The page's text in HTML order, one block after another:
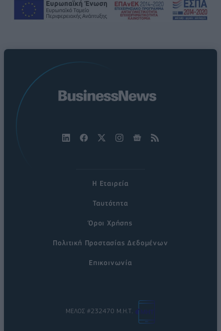
Η Εταιρεία
Ταυτότητα
Όροι Χρήσης
Πολιτική Προστασίας Δεδομένων
Επικοινωνία
ΜΕΛΟΣ #232470 Μ.Η.Τ.